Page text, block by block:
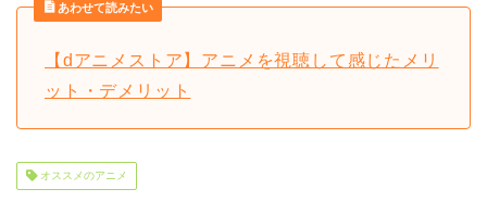
あわせて読みたい
【dアニメストア】アニメを視聴して感じたメリ
ット・デメリット
オススメのアニメ